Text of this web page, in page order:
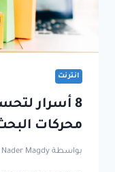
انترنت
8 أسرار
محركات
بواسطة Nader Magdy